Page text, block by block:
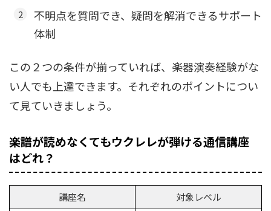
不明点を質問でき、疑問を解消できるサポート
体制
この２つの条件が揃っていれば、楽器演奏経験がな
い人でも上達できます。それぞれのポイントについ
て見ていきましょう。
楽譜が読めなくてもウクレレが弾ける通信講座
はどれ？
講座名
対象レベル